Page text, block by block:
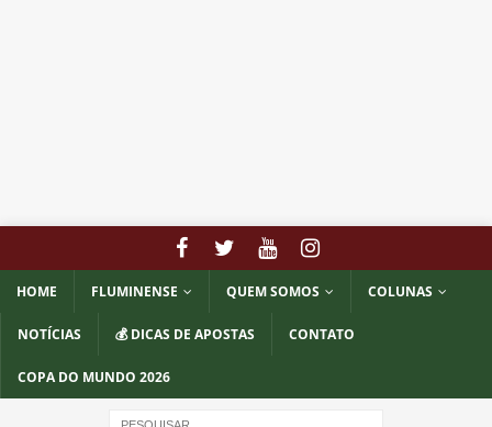
HOME FLUMINENSE QUEM SOMOS COLUNAS
NOTÍCIAS 💰 DICAS DE APOSTAS CONTATO
COPA DO MUNDO 2026